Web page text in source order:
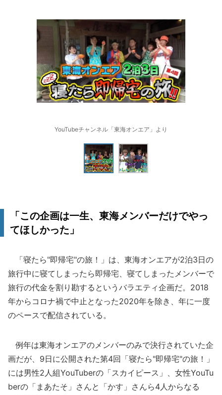
YouTubeチャンネル「東海オンエア」より
「この企画は一生、東海メンバーだけでやっ
てほしかった」
「寝たら"即帰宅"の旅！」は、東海オンエアが2泊3日の
旅行中に寝てしまったら即帰宅、寝てしまったメンバーで
旅行の代金を割り勘するというバラエティ企画だ。2018
年からコロナ禍で中止となった2020年を除き、年に一度
のペースで配信されている。
例年は東海オンエアのメンバーのみで決行されていた企
画だが、9日に公開された第4回「寝たら"即帰宅"の旅！」
には男性2人組YouTuberの「スカイピース」、女性YouTu
berの「まあたそ」さんと「かす」さんら4人からなる